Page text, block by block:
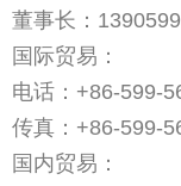
董事长：
国际贸易：
电话：+86-599-
传真： +86-599-
国内贸易：